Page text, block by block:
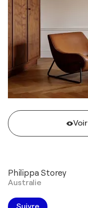
Philippa Storey
Australie